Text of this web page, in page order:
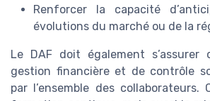
Renforcer la capacité
évolutions du marché ou de la
Le DAF doit également
gestion financière et de contrôle
par l’ensemble des collaborateurs.